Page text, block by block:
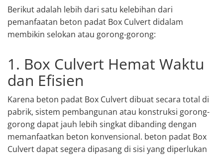
Berikut adalah lebih dari satu kelebihan dari
pemanfaatan beton padat Box Culvert didalam
membikin selokan atau gorong-gorong:
1. Box Culvert Hemat Waktu
dan Efisien
Karena beton padat Box Culvert dibuat secara total di
pabrik, sistem pembangunan atau konstruksi gorong-
gorong dapat jauh lebih singkat dibanding dengan
memanfaatkan beton konvensional. beton padat Box
Culvert dapat segera dipasang di sisi yang diperlukan